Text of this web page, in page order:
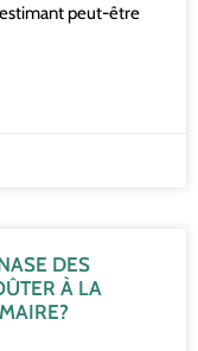
peut-être
DES
À LA